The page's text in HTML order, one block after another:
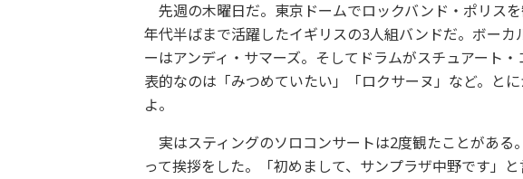
先週の木曜日だ。東京ドームでロックバンド・ポリス
年代半ばまで活躍したイギリスの3人組バンドだ。ボー
ーはアンディ・サマーズ。そしてドラムがスチュアート
表的なのは「みつめていたい」「ロクサーヌ」など。と
よ。
実はスティングのソロコンサートは2度観たことがある
って挨拶をした。「初めまして、サンプラザ中野です」